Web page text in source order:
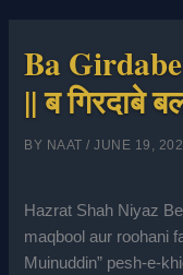
Ba
|| ब गिरदाबे
BY NAAT/JUNE 19,
Hazrat Shah Niyaz
maqbool aur roohani
Muinuddin” pesh-e-